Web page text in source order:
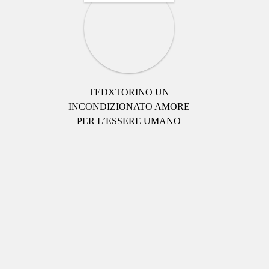
TEDXTORINO UN
INCONDIZIONATO AMORE
PER L’ESSERE UMANO